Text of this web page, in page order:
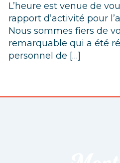
L’heure est venue de
rapport d’activité pour
Nous sommes fiers de
remarquable qui a été
personnel de […]